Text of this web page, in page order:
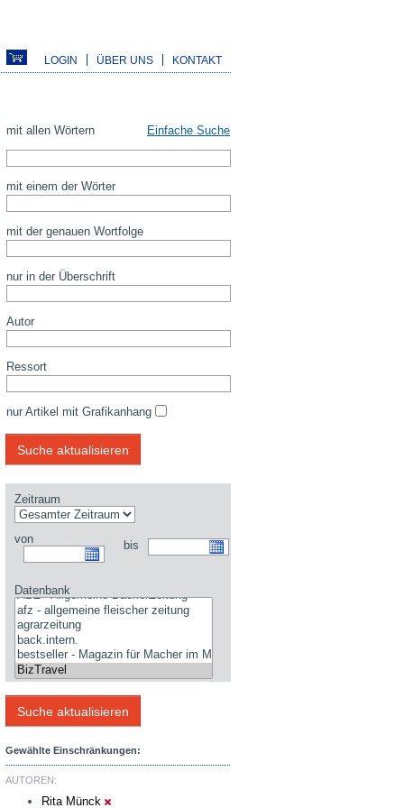
LOGIN ÜBER UNS KONTAKT
mit allen Wörtern Einfache Suche
mit einem der Wörter
mit der genauen Wortfolge
nur in der Überschrift
Autor
Ressort
nur Artikel mit Grafikanhang
Zeitraum
von bis
Datenbank
Gewählte Einschränkungen:
AUTOREN:
Rita Münck